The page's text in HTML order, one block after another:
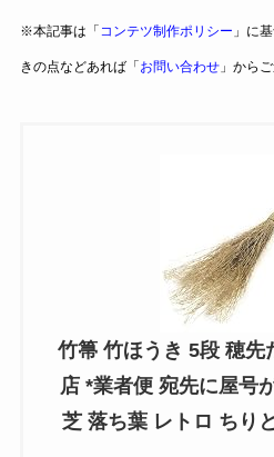
※本記事は「 コンテツ制作ポリシー 」に
きの点などあれば「 お問い合わせ」からご
竹箒 竹ほうき 5段 穂先
店 *業者便 宛先に屋号
芝 落ち葉 レトロ ちり